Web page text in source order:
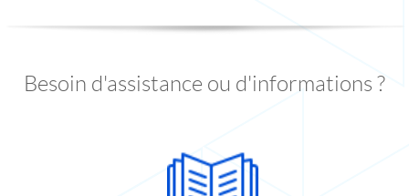
Besoin d'assistance ou d'informations ?